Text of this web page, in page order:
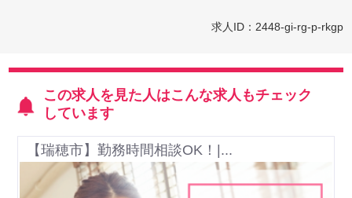
求人ID：2448-gi-rg-p-rkgp
この求人を見た人はこんな求人もチェック
しています
【瑞穂市】勤務時間相談OK！|...